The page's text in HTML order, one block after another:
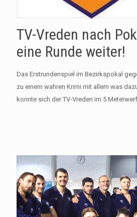
TV-Vreden nach
eine Runde weiter!
Das Erstrundenspiel im Bezirkspokal
zu einem wahren Krimi mit allem was
konnte sich der TV-Vreden im 5